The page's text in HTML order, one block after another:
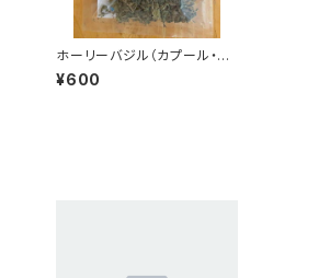
ホーリーバジル（カプール・ト
ゥルシー）5g
¥600